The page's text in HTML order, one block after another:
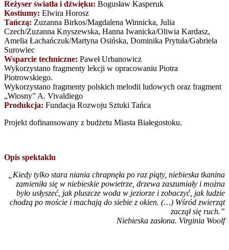
Reżyser światła i dźwięku: Bogusław Kasperuk
Kostiumy: Elwira Horosz
Tańczą: Zuzanna Birkos/Magdalena Winnicka, Julia
Czech/Zuzanna Knyszewska, Hanna Iwanicka/Oliwia Kardasz,
Amelia Łachańczuk/Martyna Osińska, Dominika Prytuła/Gabriela
Surowiec
Wsparcie techniczne: Paweł Urbanowicz
Wykorzystano fragmenty lekcji w opracowaniu Piotra
Piotrowskiego.
Wykorzystano fragmenty polskich melodii ludowych oraz fragment
„Wiosny” A. Vivaldiego
Produkcja: Fundacja Rozwoju Sztuki Tańca
Projekt dofinansowany z budżetu Miasta Białegostoku.
Opis spektaklu
„Kiedy tylko stara niania chrapnęła po raz piąty, niebieska tkanina
zamieniła się w niebieskie powietrze, drzewa zaszumiały i można
było usłyszeć, jak pluszcze woda w jeziorze i zobaczyć, jak ludzie
chodzą po moście i machają do siebie z okien. (…) Wśród zwierząt
zaczął się ruch.”
Niebieska zasłona. Virginia Woolf